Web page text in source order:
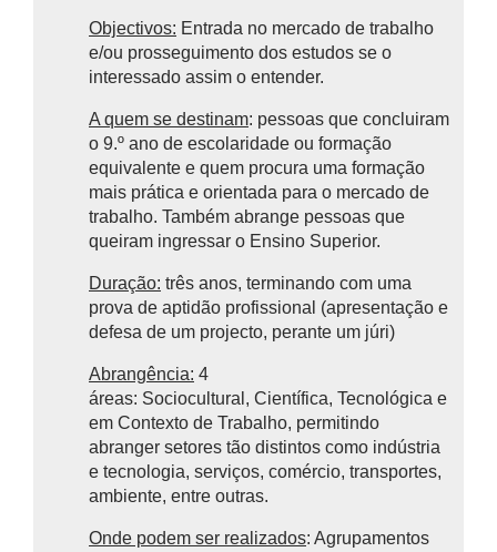
Objectivos: Entrada no mercado de trabalho
e/ou prosseguimento dos estudos se o
interessado assim o entender.
A quem se destinam: pessoas que concluiram
o 9.º ano de escolaridade ou formação
equivalente e quem procura uma formação
mais prática e orientada para o mercado de
trabalho. Também abrange pessoas que
queiram ingressar o Ensino Superior.
Duração: três anos, terminando com uma
prova de aptidão profissional (apresentação e
defesa de um projecto, perante um júri)
Abrangência: 4
áreas: Sociocultural, Científica, Tecnológica e
em Contexto de Trabalho, permitindo
abranger setores tão distintos como indústria
e tecnologia, serviços, comércio, transportes,
ambiente, entre outras.
Onde podem ser realizados: Agrupamentos